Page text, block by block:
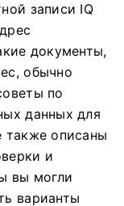
записи IQ
документы,
обычно
по
данных для
также описаны
и
вы могли
варианты